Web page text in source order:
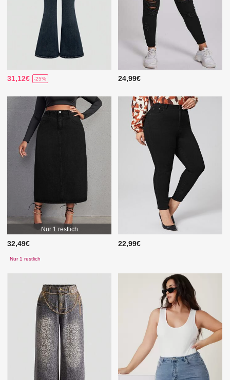
31,12€ -25% 24,99€
Nur 1 restlich
32,49€
Nur 1 restlich
22,99€